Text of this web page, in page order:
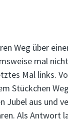
Weg über
mal
Mal links.
Stückchen
Jubel aus
Als